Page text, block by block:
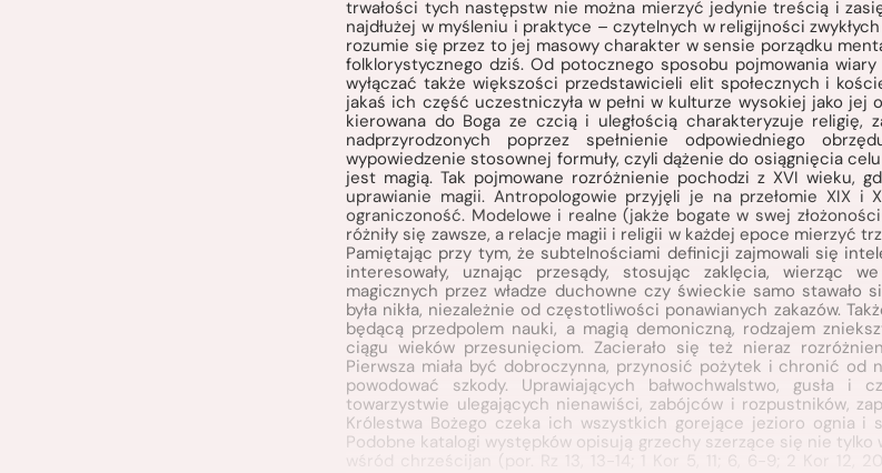
trwałości tych następstw nie można mierzyć jedynie treścią i
najdłużej w myśleniu i praktyce – czytelnych w religijności
rozumie się przez to jej masowy charakter w sensie porządku
folklorystycznego dziś. Od potocznego sposobu pojmowania
wyłączać także większości przedstawicieli elit społecznych i
jakaś ich część uczestniczyła w pełni w kulturze wysokiej jako
kierowana do Boga ze czcią i uległością charakteryzuje religię,
nadprzyrodzonych poprzez spełnienie odpowiedniego
wypowiedzenie stosownej formuły, czyli dążenie do osiągnięcia
jest magią. Tak pojmowane rozróżnienie pochodzi z XVI wieku,
uprawianie magii. Antropologowie przyjęli je na przełomie XIX i
ograniczoność. Modelowe i realne (jakże bogate w swej
różniły się zawsze, a relacje magii i religii w każdej epoce mierzyć
Pamiętając przy tym, że subtelnościami definicji zajmowali się
interesowały, uznając przesądy, stosując zaklęcia, wierząc
magicznych przez władze duchowne czy świeckie samo stawało
była nikła, niezależnie od częstotliwości ponawianych zakazów.
będącą przedpolem nauki, a magią demoniczną, rodzajem
ciągu wieków przesunięciom. Zacierało się też nieraz
Pierwsza miała być dobroczynna, przynosić pożytek i chronić od
powodować szkody. Uprawiających bałwochwalstwo, gusła i
towarzystwie ulegających nienawiści, zabójców i rozpustników,
Królestwa Bożego czeka ich wszystkich gorejące jezioro ognia i
Podobne katalogi występków opisują grzechy szerzące się nie tylko
wśród chrześcijan (por. Rz 13, 13-14; 1 Kor 5, 11; 6, 6-9; 2 Kor 12,